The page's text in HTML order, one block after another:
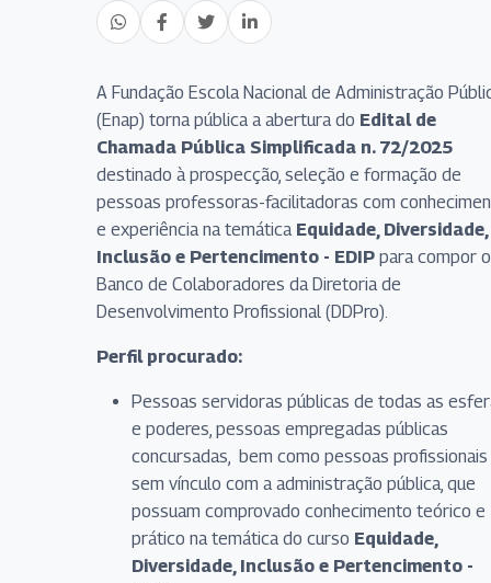
A Fundação Escola Nacional de Administração
(Enap) torna pública a abertura do Edital de
Chamada Pública Simplificada n. 72/2025
destinado à prospecção, seleção e formação de
pessoas professoras-facilitadoras com
e experiência na temática Equidade, Diversidade,
Inclusão e Pertencimento - EDIP para compor o
Banco de Colaboradores da Diretoria de
Desenvolvimento Profissional (DDPro).
Perfil procurado:
Pessoas servidoras públicas de todas as
e poderes, pessoas empregadas públicas
concursadas, bem como pessoas profissionais
sem vínculo com a administração pública, que
possuam comprovado conhecimento teórico e
prático na temática do curso Equidade,
Diversidade, Inclusão e Pertencimento -